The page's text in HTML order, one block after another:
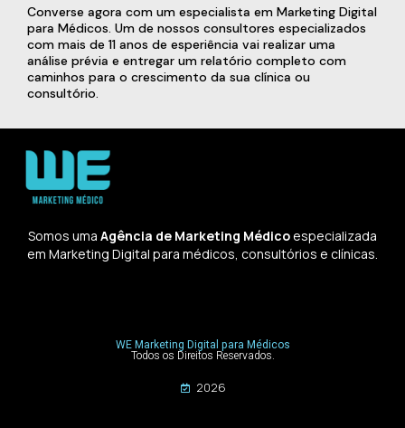
Converse agora com um especialista em Marketing Digital
para Médicos. Um de nossos consultores especializados
com mais de 11 anos de esperiência vai realizar uma
análise prévia e entregar um relatório completo com
caminhos para o crescimento da sua clínica ou
consultório.
Somos uma Agência de Marketing Médicoespecializada
em Marketing Digital para médicos, consultórios e clínicas.
WE Marketing Digital para Médicos
Todos os Direitos Reservados.
2026